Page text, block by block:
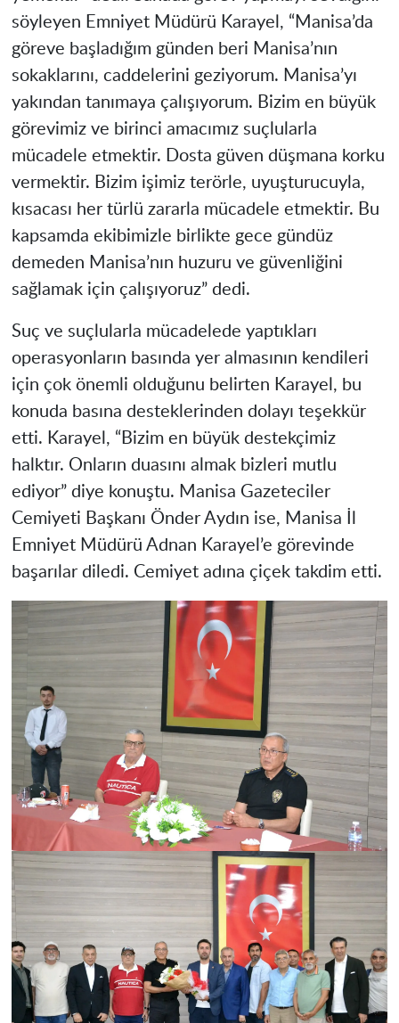
söyleyen Emniyet Müdürü Karayel, “Manisa’da
göreve başladığım günden beri Manisa’nın
sokaklarını, caddelerini geziyorum. Manisa’yı
yakından tanımaya çalışıyorum. Bizim en büyük
görevimiz ve birinci amacımız suçlularla
mücadele etmektir. Dosta güven düşmana korku
vermektir. Bizim işimiz terörle, uyuşturucuyla,
kısacası her türlü zararla mücadele etmektir. Bu
kapsamda ekibimizle birlikte gece gündüz
demeden Manisa’nın huzuru ve güvenliğini
sağlamak için çalışıyoruz” dedi.
Suç ve suçlularla mücadelede yaptıkları
operasyonların basında yer almasının kendileri
için çok önemli olduğunu belirten Karayel, bu
konuda basına desteklerinden dolayı teşekkür
etti. Karayel, “Bizim en büyük destekçimiz
halktır. Onların duasını almak bizleri mutlu
ediyor” diye konuştu. Manisa Gazeteciler
Cemiyeti Başkanı Önder Aydın ise, Manisa İl
Emniyet Müdürü Adnan Karayel’e görevinde
başarılar diledi. Cemiyet adına çiçek takdim etti.